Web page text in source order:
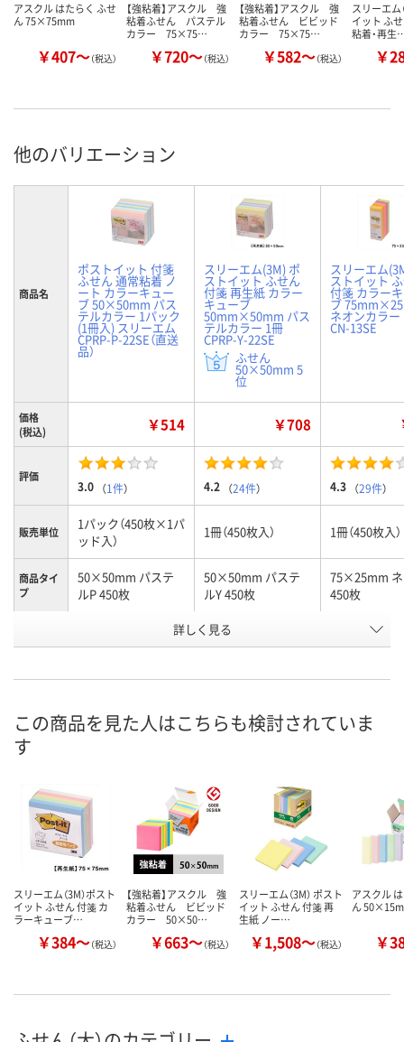
アスクル はたらく ふせ
ん 75×75mm
￥407～（税込）
【強粘着】アスクル 強
粘着ふせん パステル
カラー 75×75…
￥720～（税込）
【強粘着】アスクル 強
粘着ふせん ビビッド
カラー 75×75…
￥582～（税込）
スリーエム
イット ふ
粘着・再生
￥
他のバリエーション
商品名
ポストイット 付箋
ふせん 通常粘着 ノ
ート カラーキュー
ブ 50×50mm パス
テルカラー 1パック
(1冊入) スリーエム
CPRP-P-22SE（直送
品）
スリーエム(3M) ポ
ストイット ふせん
付箋 再生紙 カラー
キューブ
50mm×50mm パス
テルカラー 1冊
CPRP-Y-22SE
ふせん
50×50mm 5
位
スリーエム
ストイット
付箋 カラー
ブ
ネオンカラー
CN-13SE
価格
(税込)
￥514 ￥708
評価
3.0 （1件） 4.2 （24件） 4.3 （29件）
販売単位
1パック（450枚×1パ
ッド入）
1冊（450枚入） 1冊（450枚入）
商品タイ
プ
50×50mm パステ
ルP 450枚
50×50mm パステ
ルY 450枚
75×25mm
450枚
978844
8月10日（月）
カゴへ カ
詳しく見る
この商品を見た人はこちらも検討されていま
す
スリーエム（3M）ポスト
イット ふせん 付箋 カ
ラーキューブ…
￥384～（税込）
【強粘着】アスクル 強
粘着ふせん ビビッド
カラー 50×50…
￥663～（税込）
スリーエム（3M） ポスト
イット ふせん 付箋 再
生紙 ノー…
￥1,508～（税込）
アスクル
ん
￥